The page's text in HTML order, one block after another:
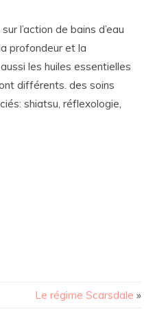
l’action de bains d’eau
profondeur et la
les huiles essentielles
différents. des soins
shiatsu, réflexologie,
Le régime Scarsdale »